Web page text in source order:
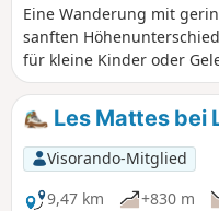
Eine Wanderung mit
sanften
für kleine Kinder oder
das Wandern in den
schönen Umgebung
Bergseen. Es gibt
Les Mattes bei
Visorando-Mitglied
9,47 km
+830 m